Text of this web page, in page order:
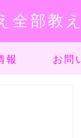
全部教
報 お問